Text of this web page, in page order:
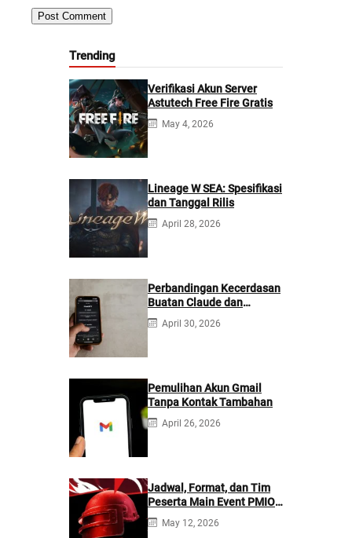
Trending
Verifikasi Akun Server
Astutech Free Fire Gratis
May 4, 2026
Lineage W SEA: Spesifikasi
dan Tanggal Rilis
April 28, 2026
Perbandingan Kecerdasan
Buatan Claude dan
ChatGPT: Mana yang
Lebih Baik?
April 30, 2026
Pemulihan Akun Gmail
Tanpa Kontak Tambahan
April 26, 2026
Jadwal, Format, dan Tim
Peserta Main Event PMIO
2026
May 12, 2026